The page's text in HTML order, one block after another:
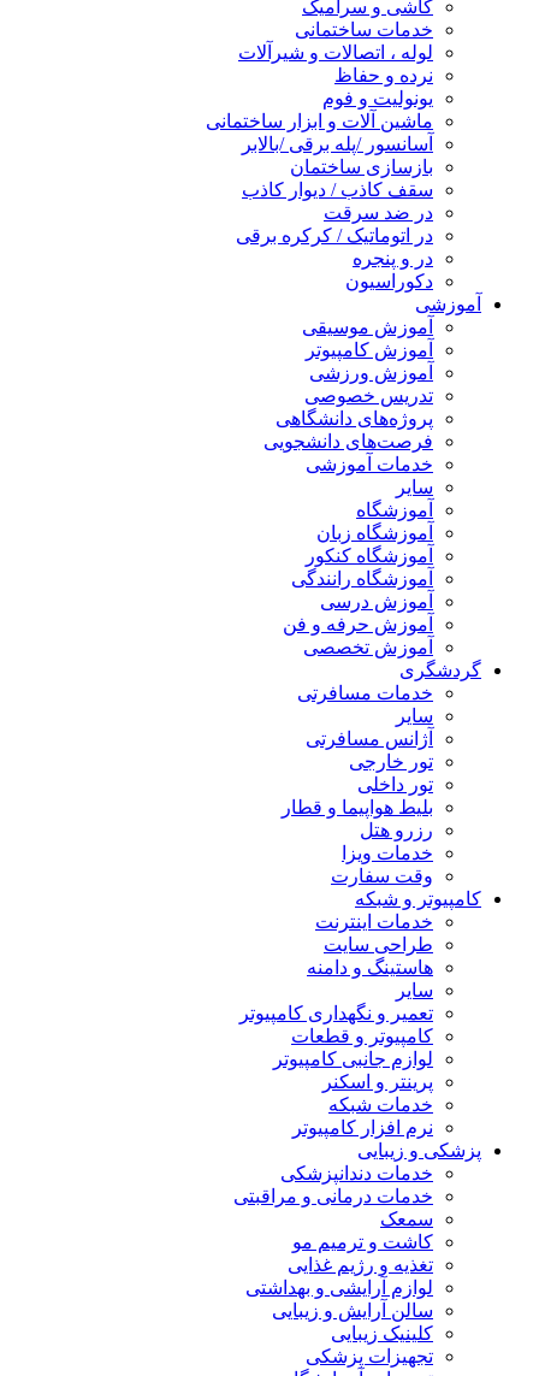
کاشی و سرامیک
خدمات ساختمانی
لوله ، اتصالات و شیرآلات
نرده و حفاظ
یونولیت و فوم
ماشین آلات و ابزار ساختمانی
آسانسور /پله برقی /بالابر
بازسازی ساختمان
سقف کاذب / دیوار کاذب
در ضد سرقت
در اتوماتیک / کرکره برقی
در و پنجره
دکوراسیون
آموزشی
آموزش موسیقی
آموزش کامپیوتر
آموزش ورزشی
تدریس خصوصی
پروژه‌های دانشگاهی
فرصت‌های دانشجویی
خدمات آموزشی
سایر
آموزشگاه
آموزشگاه زبان
آموزشگاه کنکور
آموزشگاه رانندگی
آموزش درسی
آموزش حرفه و فن
آموزش تخصصی
گردشگری
خدمات مسافرتی
سایر
آژانس مسافرتی
تور خارجی
تور داخلی
بلیط هواپیما و قطار
رزرو هتل
خدمات ویزا
وقت سفارت
کامپیوتر و شبکه
خدمات اینترنت
طراحی سایت
هاستینگ و دامنه
سایر
تعمیر و نگهداری کامپیوتر
کامپیوتر و قطعات
لوازم جانبی کامپیوتر
پرینتر و اسکنر
خدمات شبکه
نرم افزار کامپیوتر
پزشکی و زیبایی
خدمات دندانپزشکی
خدمات درمانی و مراقبتی
سمعک
کاشت و ترمیم مو
تغذیه و رژیم غذایی
لوازم آرایشی و بهداشتی
سالن آرایش و زیبایی
کلینیک زیبایی
تجهیزات پزشکی